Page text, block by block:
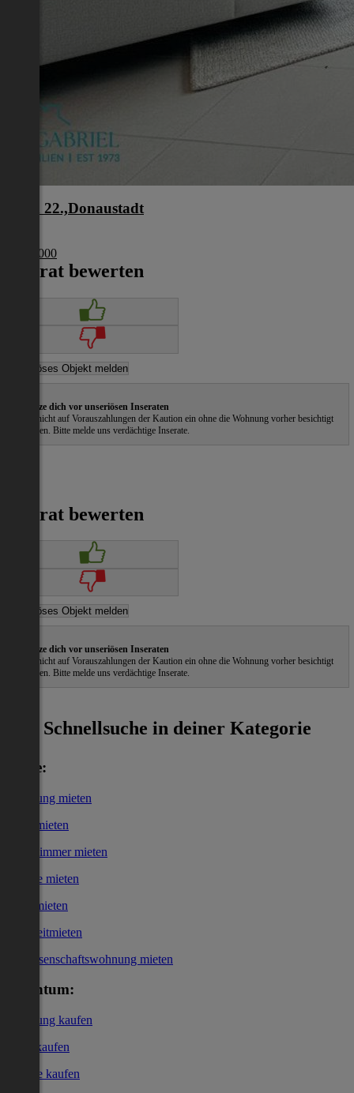
Wien 22.,Donaustadt
€ 274 000
Inserat bewerten
Schütze dich vor unseriösen Inseraten
Gehe nicht auf Vorauszahlungen der Kaution ein ohne die Wohnung vorher besichtigt
zu haben. Bitte melde uns verdächtige Inserate.
Inserat bewerten
Schütze dich vor unseriösen Inseraten
Gehe nicht auf Vorauszahlungen der Kaution ein ohne die Wohnung vorher besichtigt
zu haben. Bitte melde uns verdächtige Inserate.
Schnellsuche in deiner Kategorie
Miete:
Wohnung mieten
Haus mieten
WG-Zimmer mieten
Garage mieten
Büro mieten
Kurzzeitmieten
Genossenschaftswohnung mieten
Eigentum:
Wohnung kaufen
Haus kaufen
Garage kaufen